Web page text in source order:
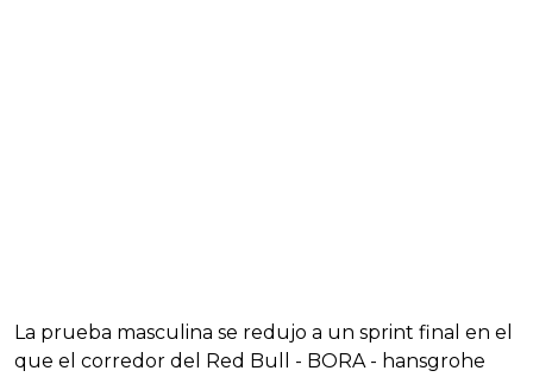
La prueba masculina se redujo a un sprint final en el
que el corredor del Red Bull - BORA - hansgrohe